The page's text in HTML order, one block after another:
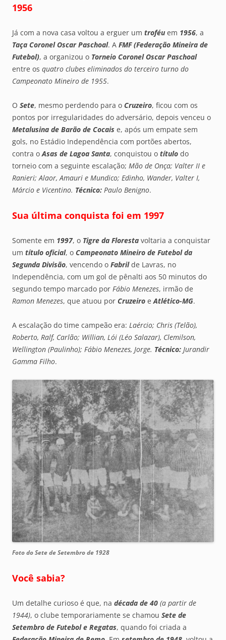
1956
Já com a nova casa voltou a erguer um troféu em 1956, a
Taça Coronel Oscar Paschoal. A FMF (Federação Mineira de
Futebol), a organizou o Torneio Coronel Oscar Paschoal
entre os quatro clubes eliminados do terceiro turno do
Campeonato Mineiro de 1955.
O Sete, mesmo perdendo para o Cruzeiro, ficou com os
pontos por irregularidades do adversário, depois venceu o
Metalusina de Barão de Cocais e, após um empate sem
gols, no Estádio Independência com portões abertos,
contra oAsas de Lagoa Santa, conquistou o título do
torneio com a seguinte escalação; Mão de Onça; Valter II e
Ranieri; Alaor, Amauri e Mundico; Edinho, Wander, Valter I,
Márcio e Vicentino. Técnico: Paulo Benigno.
Sua última conquista foi em 1997
Somente em 1997, o Tigre da Floresta voltaria a conquistar
um título oficial, o Campeonato Mineiro de Futebol da
Segunda Divisão, vencendo o Fabrilde Lavras, no
Independência, com um gol de pênalti aos 50 minutos do
segundo tempo marcado por Fábio Menezes, irmão de
Ramon Menezes, que atuou por Cruzeiro eAtlético-MG.
A escalação do time campeão era: Laércio; Chris (Telão),
Roberto, Ralf, Carlão; Willian, Lói (Léo Salazar), Clemilson,
Wellington (Paulinho); Fábio Menezes, Jorge. Técnico: Jurandir
Gamma Filho.
Foto do Sete de Setembro de 1928
Você sabia?
Um detalhe curioso é que, na década de 40 (a partir de
1944), o clube temporariamente se chamou Sete de
Setembro de Futebol e Regatas, quando foi criada a